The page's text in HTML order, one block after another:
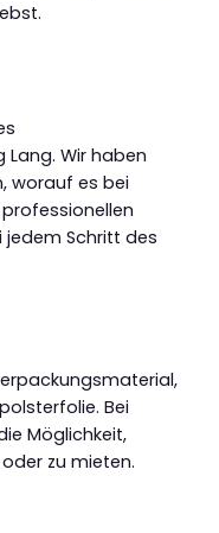
Lang. Wir haben
worauf es bei
Schritt des
Bei
Möglichkeit,
zu mieten.